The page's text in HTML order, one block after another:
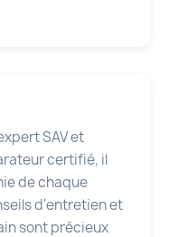
SAV et
certifié, il
de chaque
d'entretien et
sont précieux